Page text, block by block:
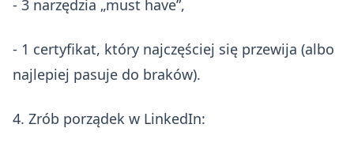
- 3 narzędzia „must have”,
- 1 certyfikat, który najczęściej się przewija (albo
najlepiej pasuje do braków).
4. Zrób porządek w LinkedIn: